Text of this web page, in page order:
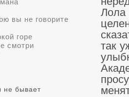
так
вы не говорите
горе
смотри
не бывает